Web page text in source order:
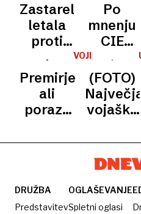
Zastarela
letala
proti
moderni
obrambi:
iranska
zgodba
ameriško
oporišče
Po
mnenju
CIE
lahko
Iran še
več
mesecev
brez
blokado
VOJNA
IRANU
Premirje
ali
poraz?
je ZDA
polčas
bankrota«
(FOTO)
Največja
vojaška
svetu
spustila
sidro
pred
Splitom
DRUŽBA
Predstavitev
OGLAŠEVANJE
Spletni oglasi